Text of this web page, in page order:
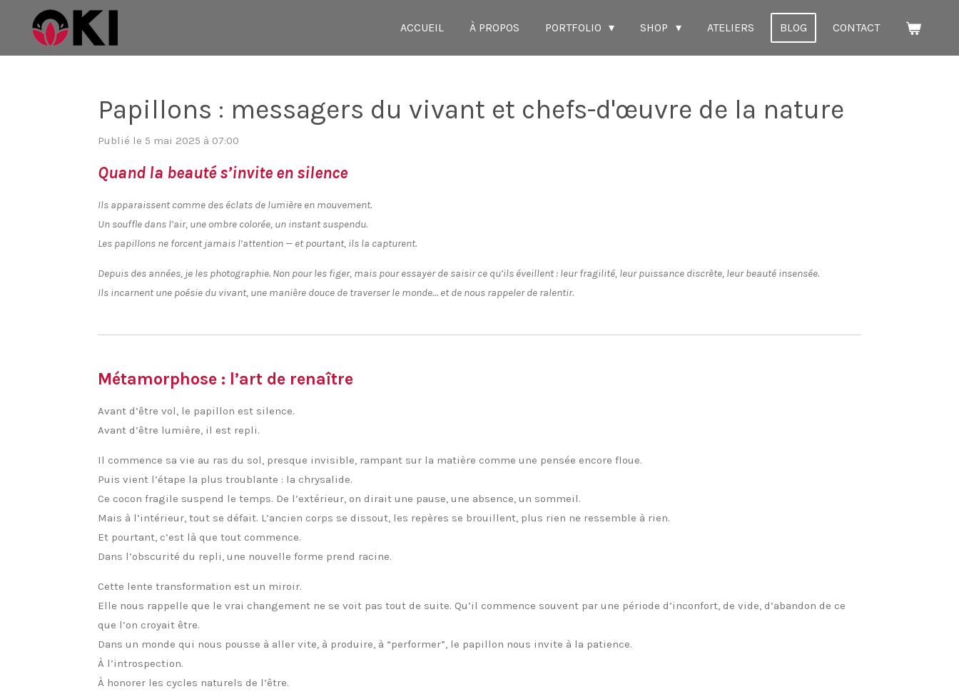
Passer
contenu
ACCUEIL À PROPOS PORTFOLIO SHOP ATELIERS BLOG CONTACT
Papillons : messagers du vivant et chefs-d'œuvre de la nature
Publié le 5 mai 2025 à 07:00
Quand la beauté s’invite en silence
Ils apparaissent comme des éclats de lumière en mouvement.
Un souffle dans l’air, une ombre colorée, un instant suspendu.
Les papillons ne forcent jamais l’attention — et pourtant, ils la capturent.
Depuis des années, je les photographie. Non pour les figer, mais pour essayer de saisir ce qu’ils éveillent : leur fragilité, leur puissance discrète, leur beauté insensée.
Ils incarnent une poésie du vivant, une manière douce de traverser le monde… et de nous rappeler de ralentir.
Métamorphose : l’art de renaître
Avant d’être vol, le papillon est silence.
Avant d’être lumière, il est repli.
Il commence sa vie au ras du sol, presque invisible, rampant sur la matière comme une pensée encore floue.
Puis vient l’étape la plus troublante : la chrysalide.
Ce cocon fragile suspend le temps. De l’extérieur, on dirait une pause, une absence, un sommeil.
Mais à l’intérieur, tout se défait. L’ancien corps se dissout, les repères se brouillent, plus rien ne ressemble à rien.
Et pourtant, c’est là que tout commence.
Dans l’obscurité du repli, une nouvelle forme prend racine.
Cette lente transformation est un miroir.
Elle nous rappelle que le vrai changement ne se voit pas tout de suite. Qu’il commence souvent par une période d’inconfort, de vide, d’abandon de ce
que l’on croyait être.
Dans un monde qui nous pousse à aller vite, à produire, à “performer”, le papillon nous invite à la patience.
À l’introspection.
À honorer les cycles naturels de l’être.